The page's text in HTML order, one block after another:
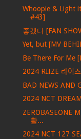
Whoopie & Light
#43]
좋겠다 [FAN
Yet, but [MV
Be There For Me
2024 RIIZE
BAD NEWS AND
2024 NCT
ZEROBASEONE
활...
2024 NCT 127